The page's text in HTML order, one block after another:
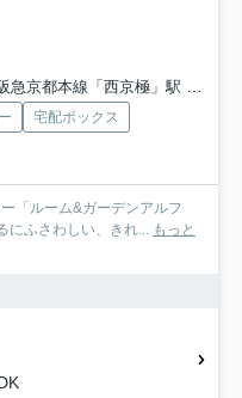
急京都本線「西京極」駅 徒歩26分
宅配ボックス
「ルーム&ガーデンアルフ
にふさわしい、きれ... もっと